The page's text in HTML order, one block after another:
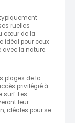
ruelles
cœur de la
idéal pour ceux
avec la nature.
plages de la
privilégié à
surf. Les
leur
idéales pour se